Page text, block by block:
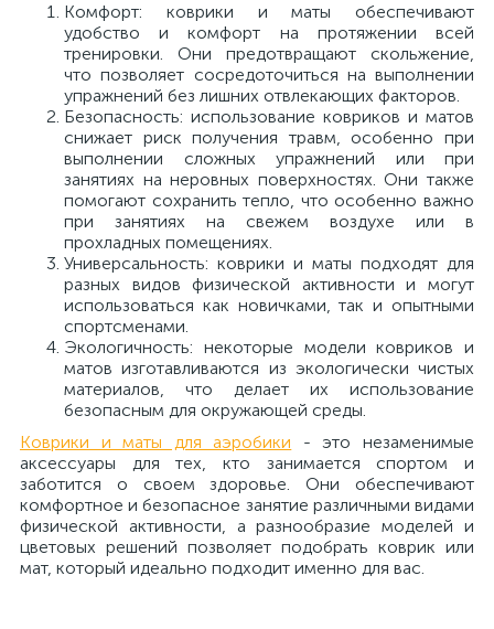
Комфорт: коврики и маты обеспечивают
удобство и комфорт на протяжении всей
тренировки. Они предотвращают скольжение,
что позволяет сосредоточиться на выполнении
упражнений без лишних отвлекающих факторов.
Безопасность: использование ковриков и матов
снижает риск получения травм, особенно при
выполнении сложных упражнений или при
занятиях на неровных поверхностях. Они также
помогают сохранить тепло, что особенно важно
при занятиях на свежем воздухе или в
прохладных помещениях.
Универсальность: коврики и маты подходят для
разных видов физической активности и могут
использоваться как новичками, так и опытными
спортсменами.
Экологичность: некоторые модели ковриков и
матов изготавливаются из экологически чистых
материалов, что делает их использование
безопасным для окружающей среды.
Коврики и маты для аэробики - это незаменимые
аксессуары для тех, кто занимается спортом и
заботится о своем здоровье. Они обеспечивают
комфортное и безопасное занятие различными видами
физической активности, а разнообразие моделей и
цветовых решений позволяет подобрать коврик или
мат, который идеально подходит именно для вас.